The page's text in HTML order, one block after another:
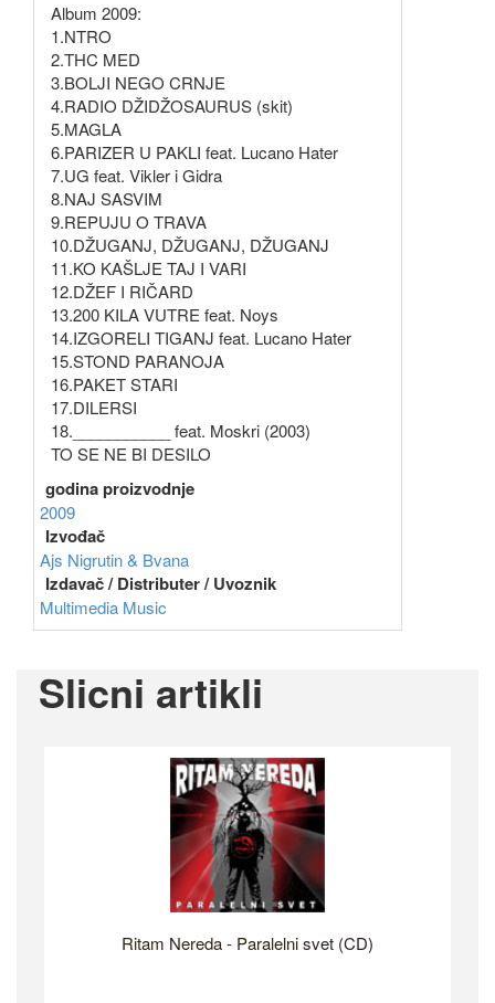
Album 2009:
1.NTRO
2.THC MED
3.BOLJI NEGO CRNJE
4.RADIO DŽIDŽOSAURUS (skit)
5.MAGLA
6.PARIZER U PAKLI feat. Lucano Hater
7.UG feat. Vikler i Gidra
8.NAJ SASVIM
9.REPUJU O TRAVA
10.DŽUGANJ, DŽUGANJ, DŽUGANJ
11.KO KAŠLJE TAJ I VARI
12.DŽEF I RIČARD
13.200 KILA VUTRE feat. Noys
14.IZGORELI TIGANJ feat. Lucano Hater
15.STOND PARANOJA
16.PAKET STARI
17.DILERSI
18.___________ feat. Moskri (2003)
TO SE NE BI DESILO
godina proizvodnje
2009
Izvođač
Ajs Nigrutin & Bvana
Izdavač / Distributer / Uvoznik
Multimedia Music
Slicni artikli
Ritam Nereda - Paralelni svet (CD)